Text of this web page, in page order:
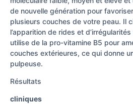
de nouvelle génération pour
plusieurs couches de votre peau. Il
l’apparition de rides et
utilise de la pro-vitamine B5 pour
couches extérieures, ce qui donne
pulpeuse.
Résultats
cliniques